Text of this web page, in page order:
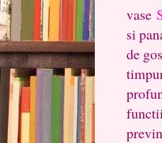
vase
si
de